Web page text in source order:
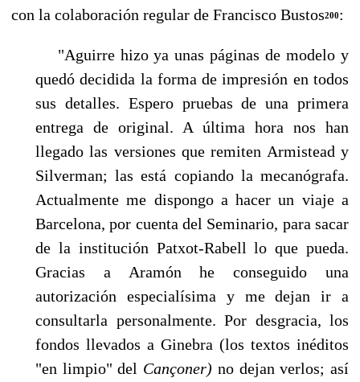
con la co­laboración regular de Francisco Bustos200:
"Aguirre hizo ya unas páginas de modelo y
quedó decidida la forma de impresión en todos
sus detalles. Espero pruebas de una primera
entrega de original. A última hora nos han
llega­do las versiones que remiten Armistead y
Silverman; las está copiando la mecanógrafa.
Ac­tualmente me dispongo a hacer un viaje a
Barcelona, por cuenta del Seminario, para sacar
de la institución Patxot-Rabell lo que pueda.
Gracias a Aramón he conseguido una
autorización especialísima y me dejan ir a
consultarla personalmente. Por desgracia, los
fondos llevados a Ginebra (los textos inéditos
"en limpio" del Cançoner) no dejan verlos; así